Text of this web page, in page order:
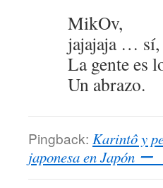
MikOv,
jajajaja … sí,
La gente es
Un abrazo.
Pingback: Karintô y
japonesa en Japón